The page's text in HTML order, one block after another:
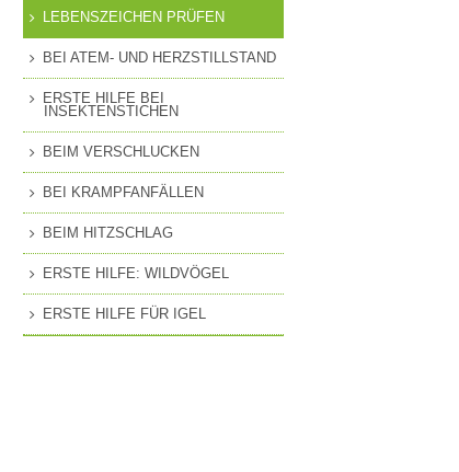
LEBENSZEICHEN PRÜFEN
BEI ATEM- UND HERZSTILLSTAND
ERSTE HILFE BEI
INSEKTENSTICHEN
BEIM VERSCHLUCKEN
BEI KRAMPFANFÄLLEN
BEIM HITZSCHLAG
ERSTE HILFE: WILDVÖGEL
ERSTE HILFE FÜR IGEL